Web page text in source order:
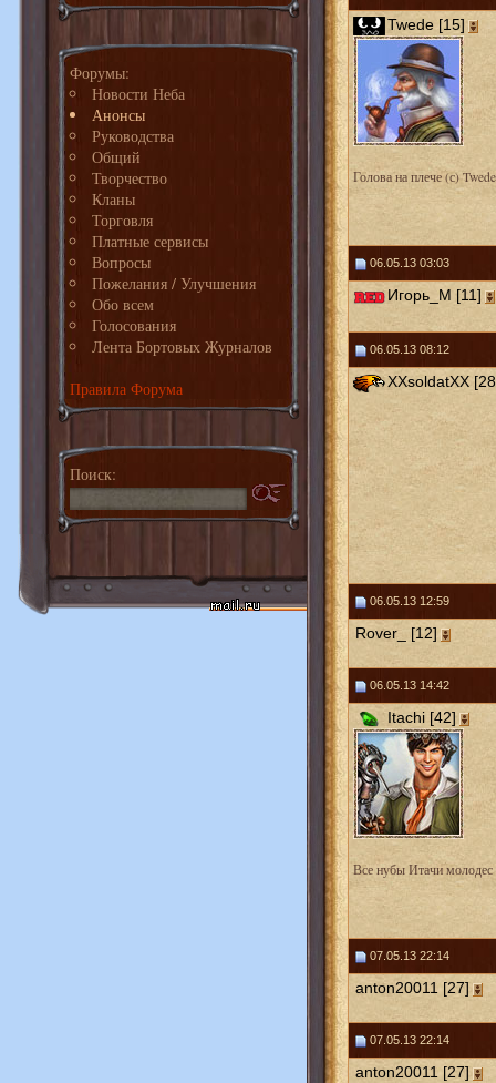
Форумы:
Новости Неба
Анонсы
Руководства
Общий
Творчество
Кланы
Торговля
Платные сервисы
Вопросы
Пожелания / Улучшения
Обо всем
Голосования
Лента Бортовых Журналов
Правила Форума
Поиск:
Twede [15]
Голова на плече (с) Twede
06.05.13 03:03
Игорь_М [11]
06.05.13 08:12
XXsoldatXX
06.05.13 12:59
Rover_ [12]
06.05.13 14:42
Itachi [42]
Все нубы Итачи молодес
07.05.13 22:14
anton20011 [27]
07.05.13 22:14
anton20011 [27]